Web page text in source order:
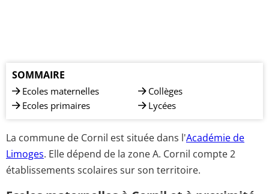
SOMMAIRE
Ecoles maternelles
Ecoles primaires
Collèges
Lycées
La commune de Cornil est située dans l'Académie de
Limoges. Elle dépend de la zone A. Cornil compte 2
établissements scolaires sur son territoire.